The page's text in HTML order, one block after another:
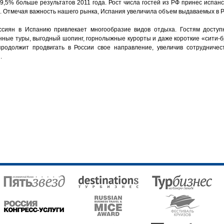
больше результатов 2011 года. Рост числа гостей из РФ принес
важность нашего рынка, Испания увеличила объем выдаваемых в
в Испанию привлекает многообразие видов отдыха. Гостям
туры, выгодный шопинг, горнолыжные курорты и даже короткие
продвигать в России свое направление, увеличив